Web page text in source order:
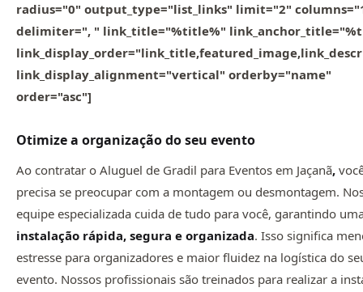
radius="0" output_type="list_links" limit="2"
delimiter=", " link_title="%title%"
link_display_alignment="vertical" orderby="name"
order="asc"]
Otimize a organização do seu evento
Ao contratar o Aluguel de Gradil para Eventos em Jaçanã,
precisa se preocupar com a montagem ou desmontagem.
equipe especializada cuida de tudo para você, garantindo
instalação rápida, segura e organizada. Isso significa
estresse para organizadores e maior fluidez na logística do
evento. Nossos profissionais são treinados para realizar a